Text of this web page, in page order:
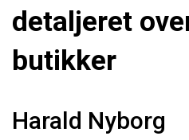
detaljeret
butikker
Harald Nyborg